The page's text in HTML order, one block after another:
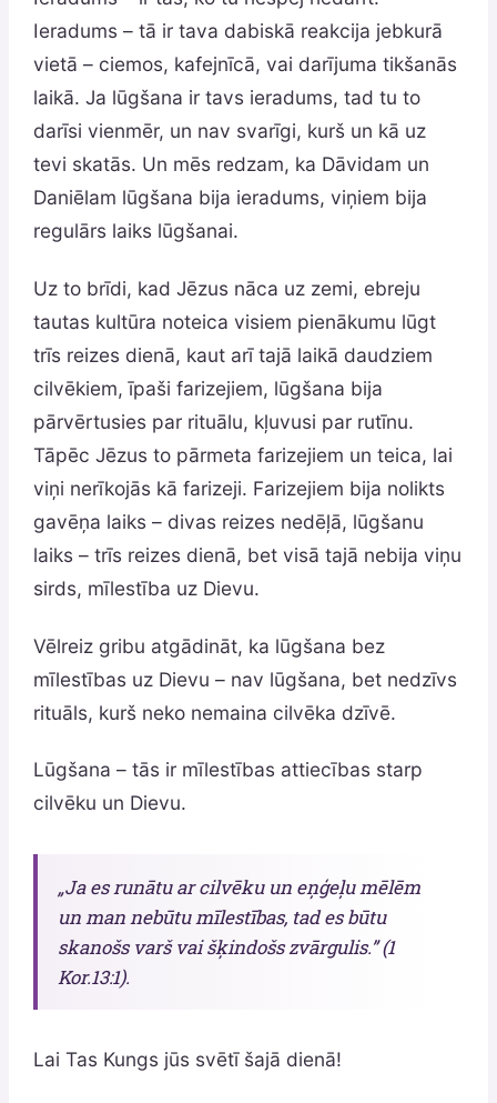
Ieradums – tā ir tava dabiskā reakcija jebkurā
vietā – ciemos, kafejnīcā, vai darījuma tikšanās
laikā. Ja lūgšana ir tavs ieradums, tad tu to
darīsi vienmēr, un nav svarīgi, kurš un kā uz
tevi skatās. Un mēs redzam, ka Dāvidam un
Daniēlam lūgšana bija ieradums, viņiem bija
regulārs laiks lūgšanai.
Uz to brīdi, kad Jēzus nāca uz zemi, ebreju
tautas kultūra noteica visiem pienākumu lūgt
trīs reizes dienā, kaut arī tajā laikā daudziem
cilvēkiem, īpaši farizejiem, lūgšana bija
pārvērtusies par rituālu, kļuvusi par rutīnu.
Tāpēc Jēzus to pārmeta farizejiem un teica, lai
viņi nerīkojās kā farizeji. Farizejiem bija nolikts
gavēņa laiks – divas reizes nedēļā, lūgšanu
laiks – trīs reizes dienā, bet visā tajā nebija viņu
sirds, mīlestība uz Dievu.
Vēlreiz gribu atgādināt, ka lūgšana bez
mīlestības uz Dievu – nav lūgšana, bet nedzīvs
rituāls, kurš neko nemaina cilvēka dzīvē.
Lūgšana – tās ir mīlestības attiecības starp
cilvēku un Dievu.
„Ja es runātu ar cilvēku un eņģeļu mēlēm
un man nebūtu mīlestības, tad es būtu
skanošs varš vai šķindošs zvārgulis.” (1
Kor.13:1).
Lai Tas Kungs jūs svētī šajā dienā!